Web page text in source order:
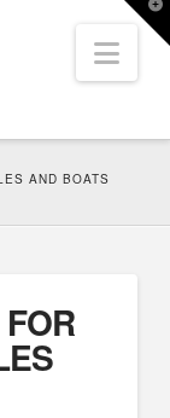
AND BOATS